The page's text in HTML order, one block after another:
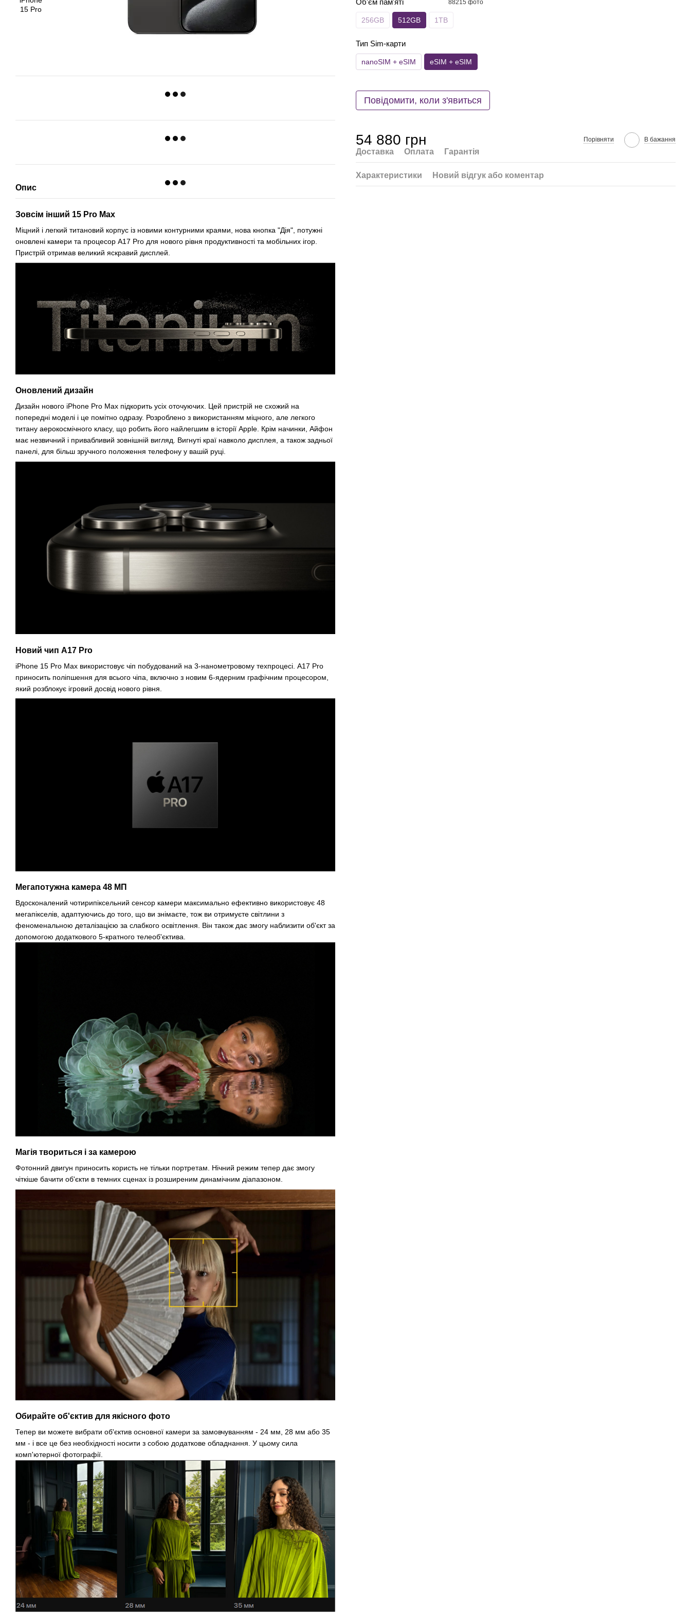
Опис
Зовсім інший 15 Pro Max
Міцний і легкий титановий корпус із новими контурними краями, нова кнопка "Дія", потужні
оновлені камери та процесор A17 Pro для нового рівня продуктивності та мобільних ігор.
Пристрій отримав великий яскравий дисплей.
Оновлений дизайн
Дизайн нового iPhone Pro Max підкорить усіх оточуючих. Цей пристрій не схожий на
попередні моделі і це помітно одразу. Розроблено з використанням міцного, але легкого
титану аерокосмічного класу, що робить його найлегшим в історії Apple. Крім начинки, Айфон
має незвичний і привабливий зовнішній вигляд. Вигнуті краї навколо дисплея, а також задньої
панелі, для більш зручного положення телефону у вашій руці.
Новий чип A17 Pro
iPhone 15 Pro Max використовує чіп побудований на 3-нанометровому техпроцесі. A17 Pro
приносить поліпшення для всього чіпа, включно з новим 6-ядерним графічним процесором,
який розблокує ігровий досвід нового рівня.
Мегапотужна камера 48 МП
Вдосконалений чотирипіксельний сенсор камери максимально ефективно використовує 48
мегапікселів, адаптуючись до того, що ви знімаєте, тож ви отримуєте світлини з
феноменальною деталізацією за слабкого освітлення. Він також дає змогу наблизити об'єкт за
допомогою додаткового 5-кратного телеоб'єктива.
Магія твориться і за камерою
Фотонний двигун приносить користь не тільки портретам. Нічний режим тепер дає змогу
чіткіше бачити об'єкти в темних сценах із розширеним динамічним діапазоном.
Обирайте об'єктив для якісного фото
Тепер ви можете вибрати об'єктив основної камери за замовчуванням - 24 мм, 28 мм або 35
мм - і все це без необхідності носити з собою додаткове обладнання. У цьому сила
комп'ютерної фотографії.
Об'єм пам'яті
256GB 512GB 1TB
Тип Sim-карти
nanoSIM + eSIM eSIM + eSIM
Повідомити, коли з'явиться
54 880 грн Порівняти В бажання
Доставка Оплата Гарантія
Характеристики Новий відгук або коментар